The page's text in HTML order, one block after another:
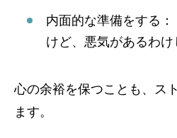
内面的な準備をする
けど、悪気があるわけ
心の余裕を保つことも、ス
ます。